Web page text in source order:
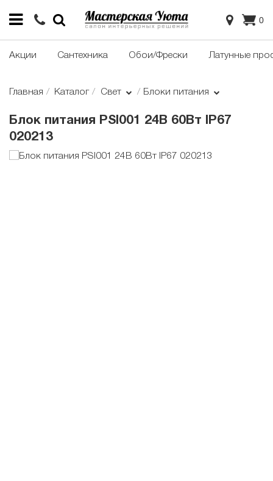
0
Акции Сантехника Обои/Фрески Латунные
Главная Каталог Свет Блоки питания
Блок питания PSI001 24В 60Вт IP67
020213